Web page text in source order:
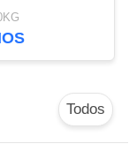
Todos